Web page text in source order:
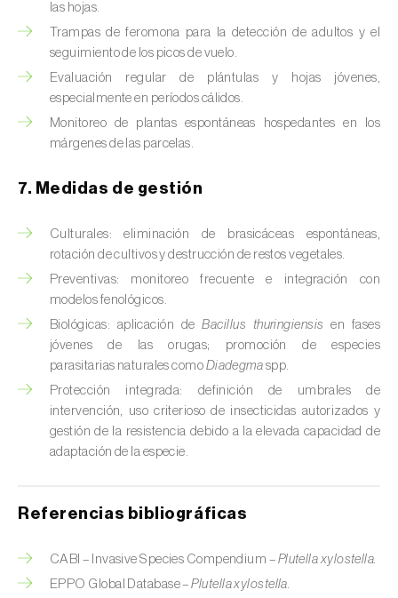
Chinche europea de las semillas
Metopoplax ditomoides)
Chinche harinosa de la vid (
Planococcus
ficus
Chinche marrón marmolada (
Chinche verde (Nezara viridula)
Cicadas (Jacobiasca lybica, Scaphoideus
titanus e Empoasca spp.
Cigarra espumosa (Philaenus spumarius)
Cochinilla de Comstock (Pseudococcus
comstocki)
Cochinilla de los cítricos (
Diaspidiotus) perniciosus)
Cochinilla roja de los cítricos (Aonidiella
las hojas.
Trampas de feromona para la detección de adultos y el
seguimiento de los picos de vuelo.
Evaluación regular de plántulas y hojas jóvenes,
especialmente en períodos cálidos.
Monitoreo de plantas espontáneas hospedantes en los
márgenes de las parcelas.
7. Medidas de gestión
Culturales: eliminación de brasicáceas espontáneas,
rotación de cultivos y destrucción de restos vegetales.
Preventivas: monitoreo frecuente e integración con
modelos fenológicos.
Biológicas: aplicación deBacillus thuringiensis en fases
jóvenes de las orugas; promoción de especies
parasitarias naturales como Diadegma spp.
Protección integrada: definición de umbrales de
intervención, uso criterioso de insecticidas autorizados y
gestión de la resistencia debido a la elevada capacidad de
adaptación de la especie.
Referencias bibliográficas
CABI – Invasive Species Compendium – Plutella xylostella.
EPPO Global Database –Plutella xylostella.